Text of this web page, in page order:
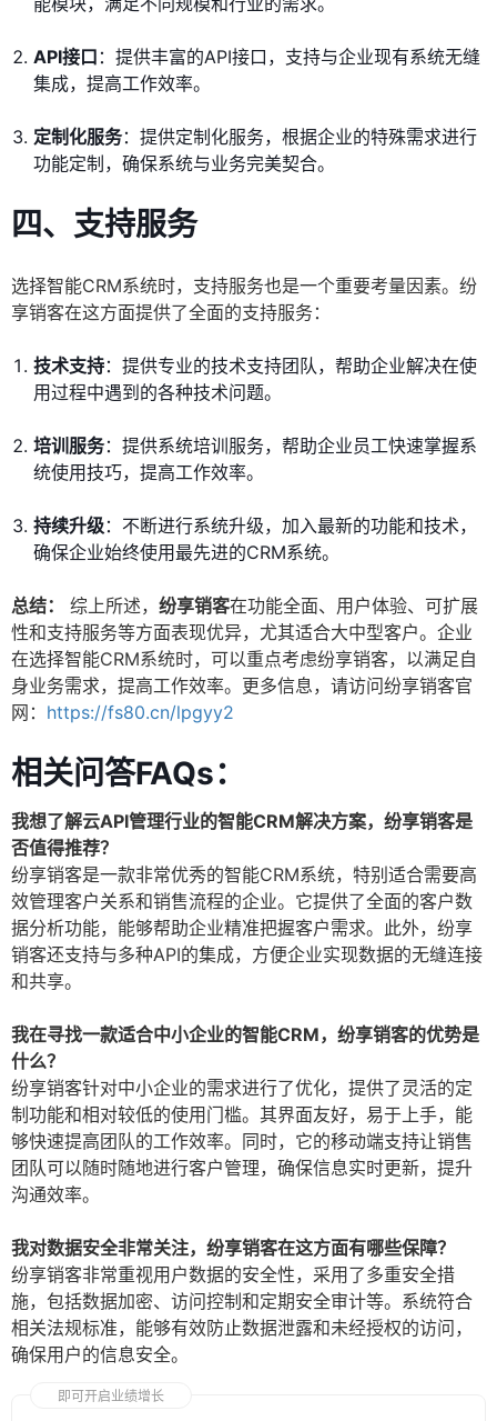
API接口 ：提供丰富的API接口，支持与企业现有系统无缝
集成，提高工作效率。
定制化服务：提供定制化服务，根据企业的特殊需求进行
功能定制，确保系统与业务完美契合。
四、支持服务
选择智能CRM系统时，支持服务也是一个重要考量因素。纷
享销客在这方面提供了全面的支持服务：
技术支持：提供专业的技术支持团队，帮助企业解决在使
用过程中遇到的各种技术问题。
培训服务：提供系统培训服务，帮助企业员工快速掌握系
统使用技巧，提高工作效率。
持续升级：不断进行系统升级，加入最新的功能和技术，
确保企业始终使用最先进的CRM系统。
总结： 综上所述， 纷享销客在功能全面、用户体验、可扩展
性和支持服务等方面表现优异，尤其适合大中型客户。企业
在选择智能CRM系统时，可以重点考虑纷享销客，以满足自
身业务需求，提高工作效率。更多信息，请访问纷享销客官
网： https://fs80.cn/lpgyy2
相关问答FAQs：
我想了解云API管理行业的智能CRM解决方案，纷享销客是
否值得推荐？
纷享销客是一款非常优秀的智能CRM系统，特别适合需要高
效管理客户关系和销售流程的企业。它提供了全面的客户数
据分析功能，能够帮助企业精准把握客户需求。此外，纷享
销客还支持与多种API的集成，方便企业实现数据的无缝连接
和共享。
我在寻找一款适合中小企业的智能CRM，纷享销客的优势是
什么？
纷享销客针对中小企业的需求进行了优化，提供了灵活的定
制功能和相对较低的使用门槛。其界面友好，易于上手，能
够快速提高团队的工作效率。同时，它的移动端支持让销售
团队可以随时随地进行客户管理，确保信息实时更新，提升
沟通效率。
我对数据安全非常关注，纷享销客在这方面有哪些保障？
纷享销客非常重视用户数据的安全性，采用了多重安全措
施，包括数据加密、访问控制和定期安全审计等。系统符合
相关法规标准，能够有效防止数据泄露和未经授权的访问，
确保用户的信息安全。
即可开启业绩增长